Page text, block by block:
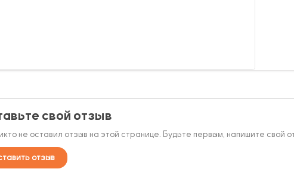
свой отзыв
не оставил отзыв на этой странице. Будьте первым, напишите свой
отзыв